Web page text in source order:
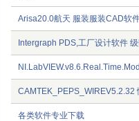
Arisa20.0航天 服装服装CAD软
Intergraph PDS,工厂设计软件
CAMTEK_PEPS_WIREV5.2.32
各类软件专业下载